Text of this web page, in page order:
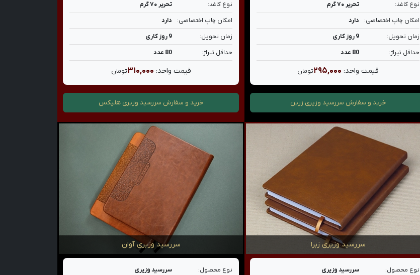
نوع کاغذ:
تحریر ۷۰ گرم
امکان چاپ اختصاصی:
دارد
زمان تحویل:
9 روز کاری
حداقل تیراژ:
80 عدد
قیمت واحد: ۲۹۵,۰۰۰تومان
خرید و سفارش سررسید وزیری زرین
نوع کاغذ:
تحریر ۷۰ گرم
امکان چاپ اختصاصی:
دارد
زمان تحویل:
9 روز کاری
حداقل تیراژ:
80 عدد
قیمت واحد: ۳۱۰,۰۰۰تومان
خرید و سفارش سررسید وزیری هلیکس
سررسید وزیری زبرا
نوع محصول:
سررسید وزیری
سررسید وزیری آوان
نوع محصول:
سررسید وزیری